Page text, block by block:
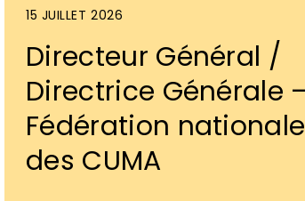
15 JUILLET 2026
Directeur Général /
Directrice Générale
Fédération nationale
des CUMA